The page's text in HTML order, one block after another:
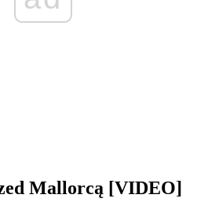
Mallorcą [VIDEO]